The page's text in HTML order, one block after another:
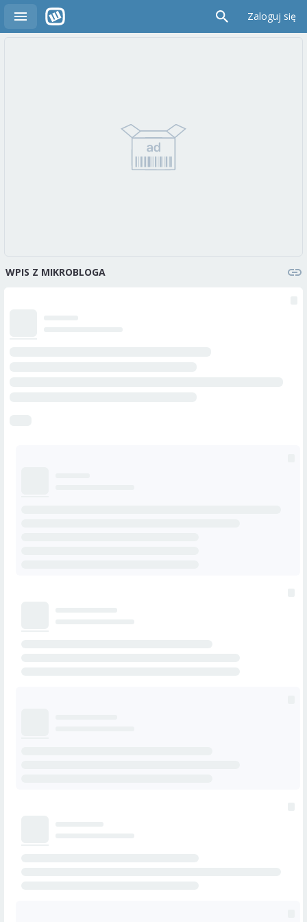
Zaloguj się
WPIS Z MIKROBLOGA